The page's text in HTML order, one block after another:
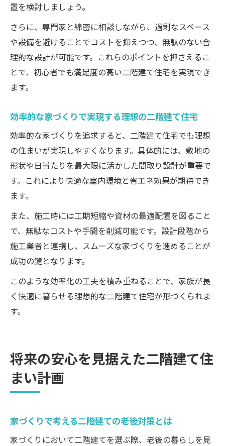
置を検討しましょう。
さらに、専門家と綿密に相談しながら、過剰なスペース
や設備を避けることでコストを抑えつつ、無駄のない合
理的な設計が可能です。これらのポイントを押さえるこ
とで、初心者でも満足度の高い二階建て住宅を実現でき
ます。
効率的な家づくりで実現する理想の二階建て住宅
効率的な家づくりを追求すると、二階建て住宅でも理想
の住まいが実現しやすくなります。具体的には、敷地の
形状や日当たりを最大限に活かした間取り設計が重要で
す。これにより快適な室内環境と省エネ効果が期待でき
ます。
また、施工時には工期短縮や資材の最適配置を図ること
で、無駄なコストや手間を削減可能です。設計段階から
施工業者と連携し、スムーズな家づくりを進めることが
成功の鍵となります。
このような効率化の工夫を積み重ねることで、家族が長
く快適に暮らせる理想的な二階建て住宅が形づくられま
す。
将来の安心を見据えた二階建て住
まい計画
家づくりで考える二階建ての老後対策とは
家づくりにおいて二階建てを選ぶ際、老後の暮らしを見